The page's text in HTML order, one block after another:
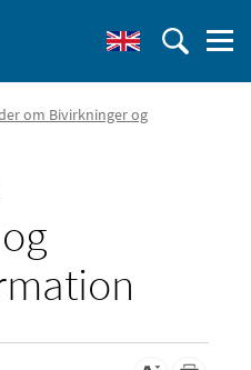
om Bivirkninger og